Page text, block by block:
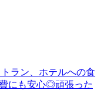
ラン、ホテルへの食
にも安心◎頑張った